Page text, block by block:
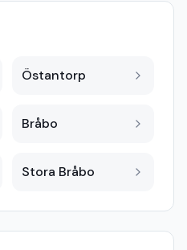
Östantorp
Bråbo
Stora Bråbo